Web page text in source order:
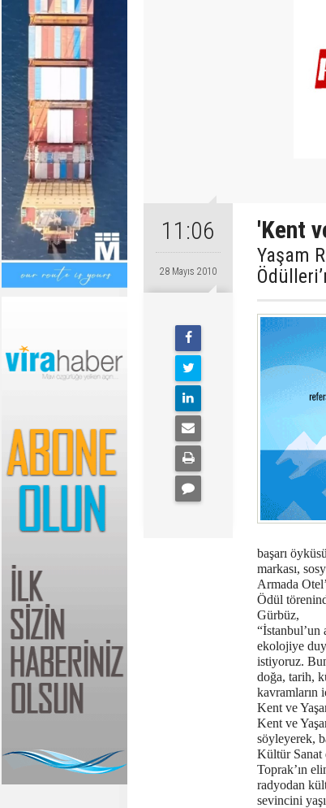
11:06
28 Mayıs 2010
'Kent
Yaşam
başarı
markası,
Armada
Ödül
Gürbüz,
“İstanbul’un
ekolojiye
istiyoruz.
doğa, tarih,
kavramların
Kent ve
Kent ve
söyleyerek,
Kültür Sanat
Toprak’ın
radyodan
sevincini